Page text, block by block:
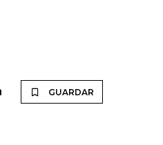
GUARDAR